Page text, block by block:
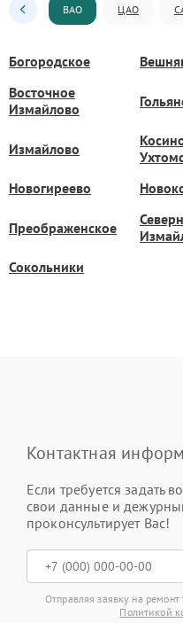
ВАО ЦАО
Богородское
Восточное
Измайлово
Измайлово
Новогиреево
Преображенское
Сокольники
Контактная
Если требуется задать
свои данные и
проконсультирует Вас!
Отправляя заявку на
Политикой